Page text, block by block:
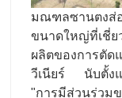
มณฑลซานตงส่
ขนาดใหญ่ที่เชี่ย
ผลิตของการตัด
วีเนียร์ นับตั้งแ
"การมีส่วนร่วม